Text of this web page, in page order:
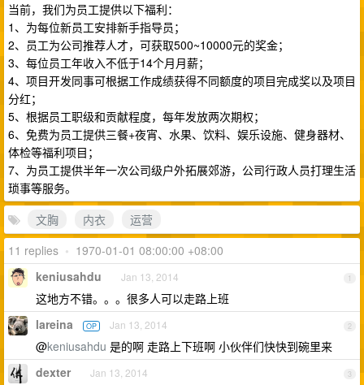
当前，我们为员工提供以下福利：
1、为每位新员工安排新手指导员；
2、员工为公司推荐人才，可获取500~10000元的奖金；
3、每位员工年收入不低于14个月月薪；
4、项目开发同事可根据工作成绩获得不同额度的项目完成奖以及项目
分红；
5、根据员工职级和贡献程度，每年发放两次期权；
6、免费为员工提供三餐+夜宵、水果、饮料、娱乐设施、健身器材、
体检等福利项目；
7、为员工提供半年一次公司级户外拓展郊游，公司行政人员打理生活
琐事等服务。
文胸
内衣
运营
11 replies • 1970-01-01 08:00:00 +08:00
1
keniusahdu Jan 13, 2014
这地方不错。。。很多人可以走路上班
2
lareina OP Jan 13, 2014
@keniusahdu 是的啊 走路上下班啊 小伙伴们快快到碗里来
3
dexter Jan 13, 2014